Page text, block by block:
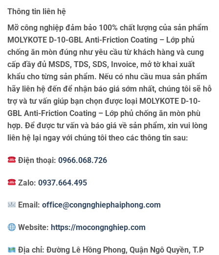
Thông tin liên hệ
Mỡ công nghiệp đảm bảo 100% chất lượng của sản phẩm
MOLYKOTE D-10-GBL Anti-Friction Coating – Lớp phủ
chống ăn mòn đúng như yêu cầu từ khách hàng và cung
cấp đầy đủ MSDS, TDS, SDS, Invoice, mở tờ khai xuất
khẩu cho từng sản phẩm. Nếu có nhu cầu mua sản phẩm
hãy liên hệ đến để nhận báo giá sớm nhất, chúng tôi sẽ hỗ
trợ và tư vấn giúp bạn chọn được loại MOLYKOTE D-10-
GBL Anti-Friction Coating – Lớp phủ chống ăn mòn phù
hợp. Để được tư vấn và báo giá về sản phẩm, xin vui lòng
liên hệ lại ngay với chúng tôi theo các thông tin sau:
Điện thoại:0966.068.726
Zalo:0937.664.495
Email:office@congnghiephaiphong.com
Website: https://mocongnghiep.com
Địa chỉ:Đường Lê Hồng Phong, Quận Ngô Quyền, T.P